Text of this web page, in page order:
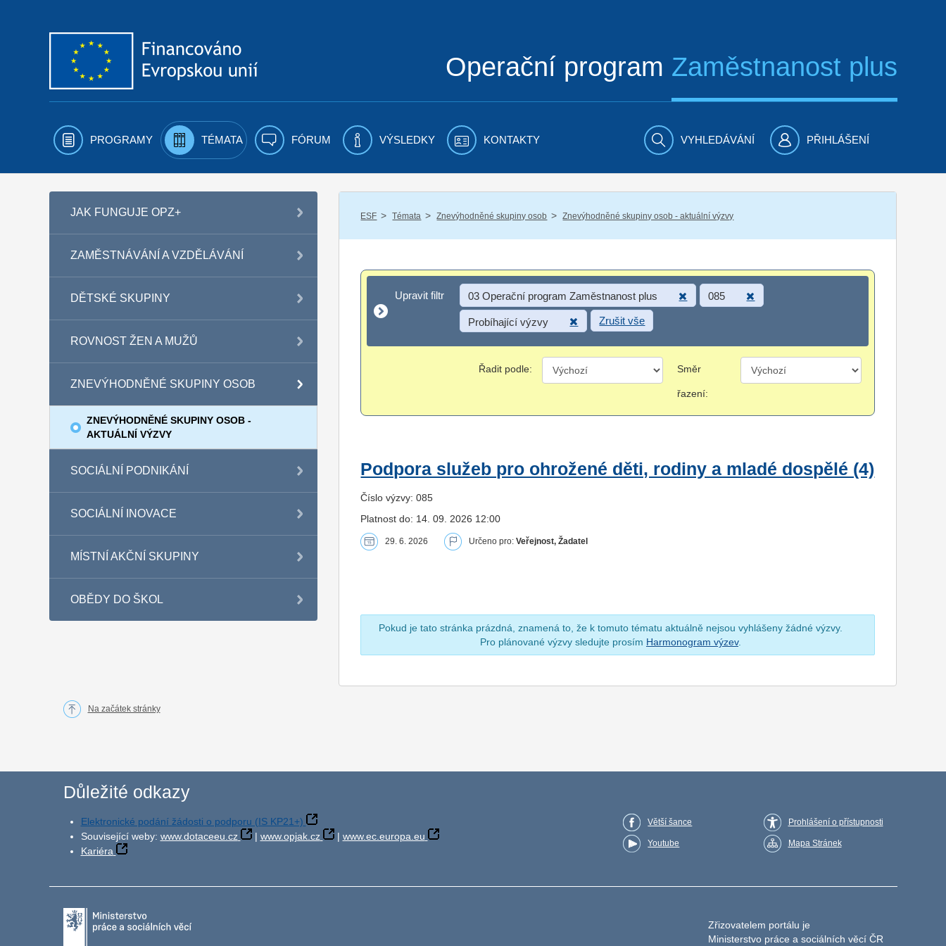
Operační program Zaměstnanost plus
PROGRAMY TÉMATA FÓRUM VÝSLEDKY KONTAKTY VYHLEDÁVÁNÍ PŘIHLÁŠENÍ
JAK FUNGUJE OPZ+
ZAMĚSTNÁVÁNÍ A VZDĚLÁVÁNÍ
DĚTSKÉ SKUPINY
ROVNOST ŽEN A MUŽŮ
ZNEVÝHODNĚNÉ SKUPINY OSOB
ZNEVÝHODNĚNÉ SKUPINY OSOB -
AKTUÁLNÍ VÝZVY
SOCIÁLNÍ PODNIKÁNÍ
SOCIÁLNÍ INOVACE
MÍSTNÍ AKČNÍ SKUPINY
OBĚDY DO ŠKOL
ESF / Témata / Znevýhodněné skupiny osob / Znevýhodněné skupiny osob - aktuální výzvy
Upravit filtr
Upravit filtr 03 Operační program Zaměstnanost plus 085
Probíhající výzvy Zrušit vše
Řadit podle: Směr
řazení:
Podpora služeb pro ohrožené děti, rodiny a mladé dospělé (4)
Číslo výzvy: 085
Platnost do: 14. 09. 2026 12:00
29. 6. 2026 Určeno pro:Veřejnost, Žadatel
Pokud je tato stránka prázdná, znamená to, že k tomuto tématu aktuálně nejsou vyhlášeny žádné výzvy.
Pro plánované výzvy sledujte prosím Harmonogram výzev.
Na začátek stránky
Důležité odkazy
Elektronické podání žádosti o podporu (IS KP21+)
Související weby: www.dotaceeu.cz | www.opjak.cz | www.ec.europa.eu
Kariéra
Větší šance
Youtube
Prohlášení o přístupnosti
Mapa Stránek
Zřizovatelem portálu je
Ministerstvo práce a sociálních věcí ČR